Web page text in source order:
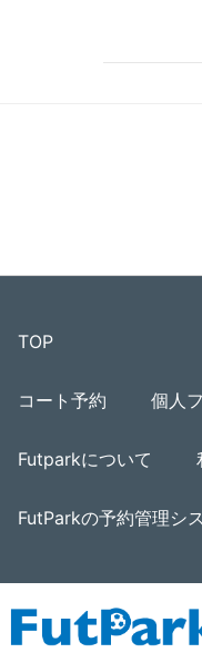
TOP
コート予約 個人
Futparkについて
FutParkの予約管理シ